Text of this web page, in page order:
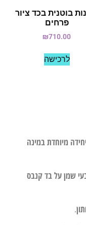
בוטנית בכד ציור
פרחים
₪710.00
לרכישה
מיוחדת במינה
שמן על בד קנבס
.